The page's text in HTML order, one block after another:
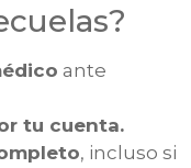
ante
tu cuenta.
, incluso si